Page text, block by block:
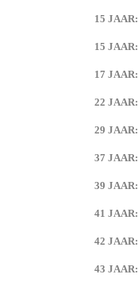
15 JAAR:
15 JAAR:
17 JAAR:
22 JAAR:
29 JAAR:
37 JAAR:
39 JAAR:
41 JAAR:
42 JAAR:
43 JAAR: